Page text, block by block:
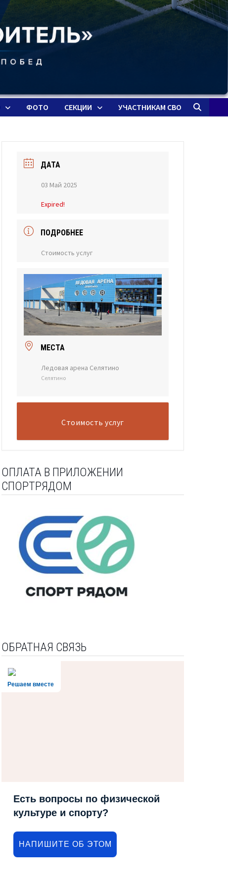
ФОТО СЕКЦИИ УЧАСТНИКАМ СВО
ДАТА
03 Май 2025
Expired!
ПОДРОБНЕЕ
Стоимость услуг
МЕСТА
Ледовая арена Селятино
Селятино
Стоимость услуг
ОПЛАТА В ПРИЛОЖЕНИИ
СПОРТРЯДОМ
ОБРАТНАЯ СВЯЗЬ
Решаем вместе
Есть вопросы по физической
культуре и спорту?
НАПИШИТЕ ОБ ЭТОМ